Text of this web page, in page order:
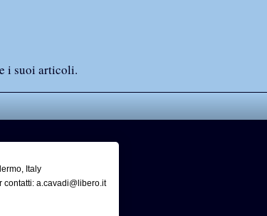
i suoi articoli.
Italy
contatti: a.cavadi@libero.it